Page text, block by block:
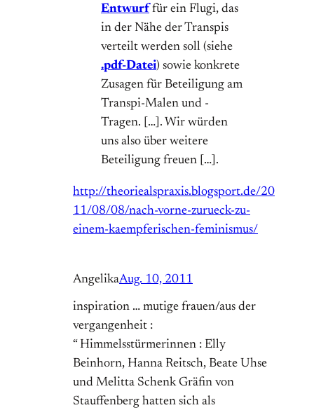
Entwurf für ein Flugi, das
in der Nähe der Transpis
verteilt werden soll (siehe
.pdf-Datei) sowie konkrete
Zusagen für Beteiligung am
Transpi-Malen und -
Tragen. […]. Wir würden
uns also über weitere
Beteiligung freuen […].
http://theoriealspraxis.blogsport.de/20
11/08/08/nach-vorne-zurueck-zu-
einem-kaempferischen-feminismus/
AngelikaAug. 10, 2011
inspiration … mutige frauen/aus der
vergangenheit :
“ Himmelsstürmerinnen : Elly
Beinhorn, Hanna Reitsch, Beate Uhse
und Melitta Schenk Gräfin von
Stauffenberg hatten sich als